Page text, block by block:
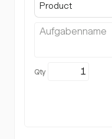
Product